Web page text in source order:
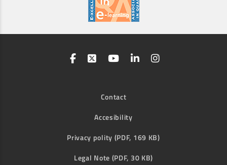
Contact
Accesibility
Privacy polity (PDF, 169 KB)
Legal Note (PDF, 30 KB)